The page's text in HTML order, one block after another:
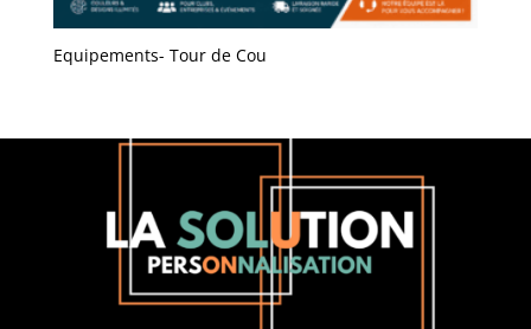
Equipements- Tour de Cou